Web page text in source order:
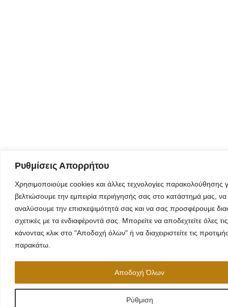
Ρυθμίσεις Απορρήτου
Χρησιμοποιούμε cookies και άλλες τεχνολογίες παρακολούθησης
βελτιώσουμε την εμπειρία περιήγησής σας στο κατάστημά μας, να
αναλύσουμε την επισκεψιμότητά σας και να σας προσφέρουμε
σχετικές με τα ενδιαφέροντά σας. Μπορείτε να αποδεχτείτε όλες
κάνοντας κλικ στο "Αποδοχή όλων" ή να διαχειριστείτε τις
παρακάτω.
Ρύθμιση
Αποδοχή Όλων